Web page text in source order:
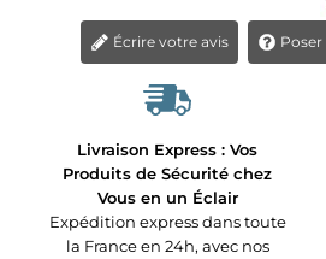
Écrire votre avis
Livraison Express : Vos
Produits de Sécurité chez
Vous en un Éclair
Expédition express dans toute
la France en 24h, avec nos